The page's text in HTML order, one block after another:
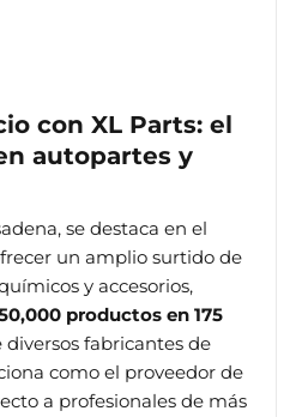
con XL Parts: el
autopartes y
se destaca en el
un amplio surtido de
y accesorios,
productos en 175
diversos fabricantes de
como el proveedor de
a profesionales de más